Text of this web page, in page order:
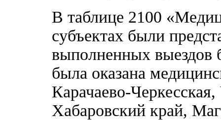
В таблице 2100
субъектах были
выполненных
была оказана
Карачаево-
Хабаровский край,